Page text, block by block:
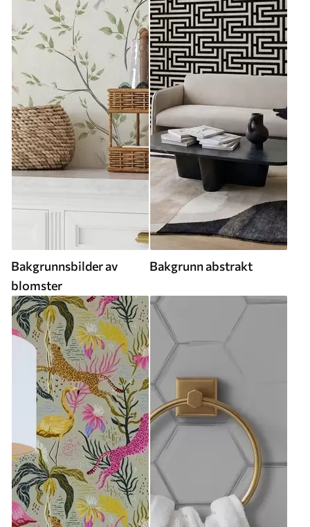
Bakgrunnsbilder av
blomster
Bakgrunn abstrakt